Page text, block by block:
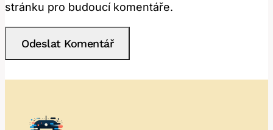
stránku pro budoucí komentáře.